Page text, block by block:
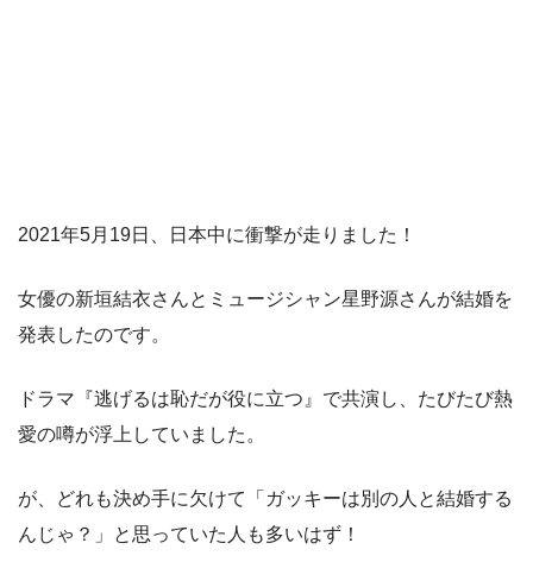
2021年5月19日、日本中に衝撃が走りました！
女優の新垣結衣さんとミュージシャン星野源さんが結婚を
発表したのです。
ドラマ『逃げるは恥だが役に立つ』で共演し、たびたび熱
愛の噂が浮上していました。
が、どれも決め手に欠けて「ガッキーは別の人と結婚する
んじゃ？」と思っていた人も多いはず！